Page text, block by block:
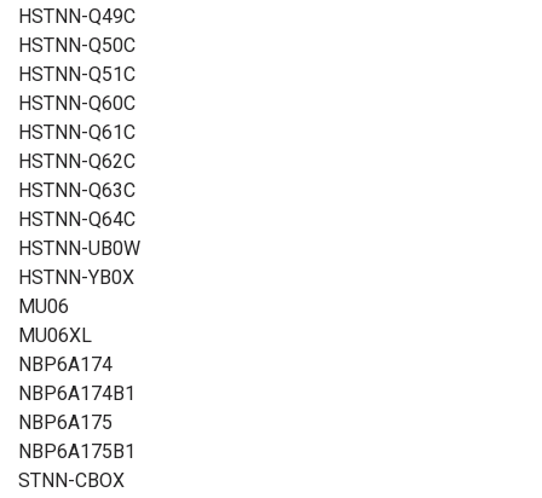
HSTNN-Q49C
HSTNN-Q50C
HSTNN-Q51C
HSTNN-Q60C
HSTNN-Q61C
HSTNN-Q62C
HSTNN-Q63C
HSTNN-Q64C
HSTNN-UB0W
HSTNN-YB0X
MU06
MU06XL
NBP6A174
NBP6A174B1
NBP6A175
NBP6A175B1
STNN-CBOX